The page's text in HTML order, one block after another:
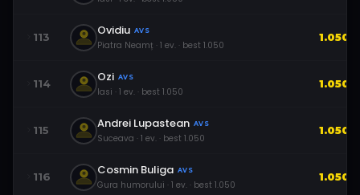
113 Ovidiu AVS
Piatra Neamț · 1 ev. · best 1.050
1.050
114 Ozi AVS
Iasi · 1 ev. · best 1.050
1.050
115 Andrei Lupastean AVS
Suceava · 1 ev. · best 1.050
1.050
116 Cosmin Buliga AVS
Gura humorului · 1 ev. · best 1.050
1.050